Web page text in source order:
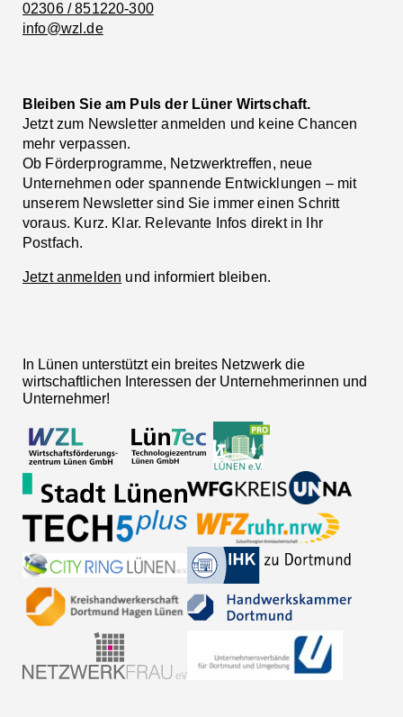
02306 / 851220-300
info@wzl.de
Bleiben Sie am Puls der Lüner Wirtschaft.
Jetzt zum Newsletter anmelden und keine Chancen
mehr verpassen.
Ob Förderprogramme, Netzwerktreffen, neue
Unternehmen oder spannende Entwicklungen – mit
unserem Newsletter sind Sie immer einen Schritt
voraus. Kurz. Klar. Relevante Infos direkt in Ihr
Postfach.
Jetzt anmelden und informiert bleiben.
In Lünen unterstützt ein breites Netzwerk die
wirtschaftlichen Interessen der Unternehmerinnen und
Unternehmer!